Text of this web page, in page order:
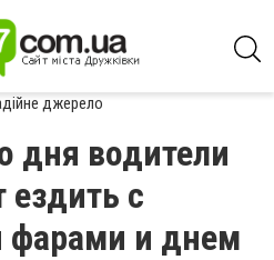
джерело
дня водители
ездить с
и днем